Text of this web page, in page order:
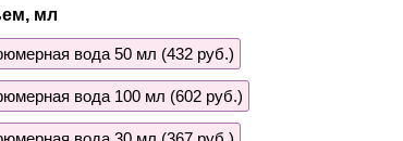
мл
вода 50 мл (432 руб.)
вода 100 мл (602 руб.)